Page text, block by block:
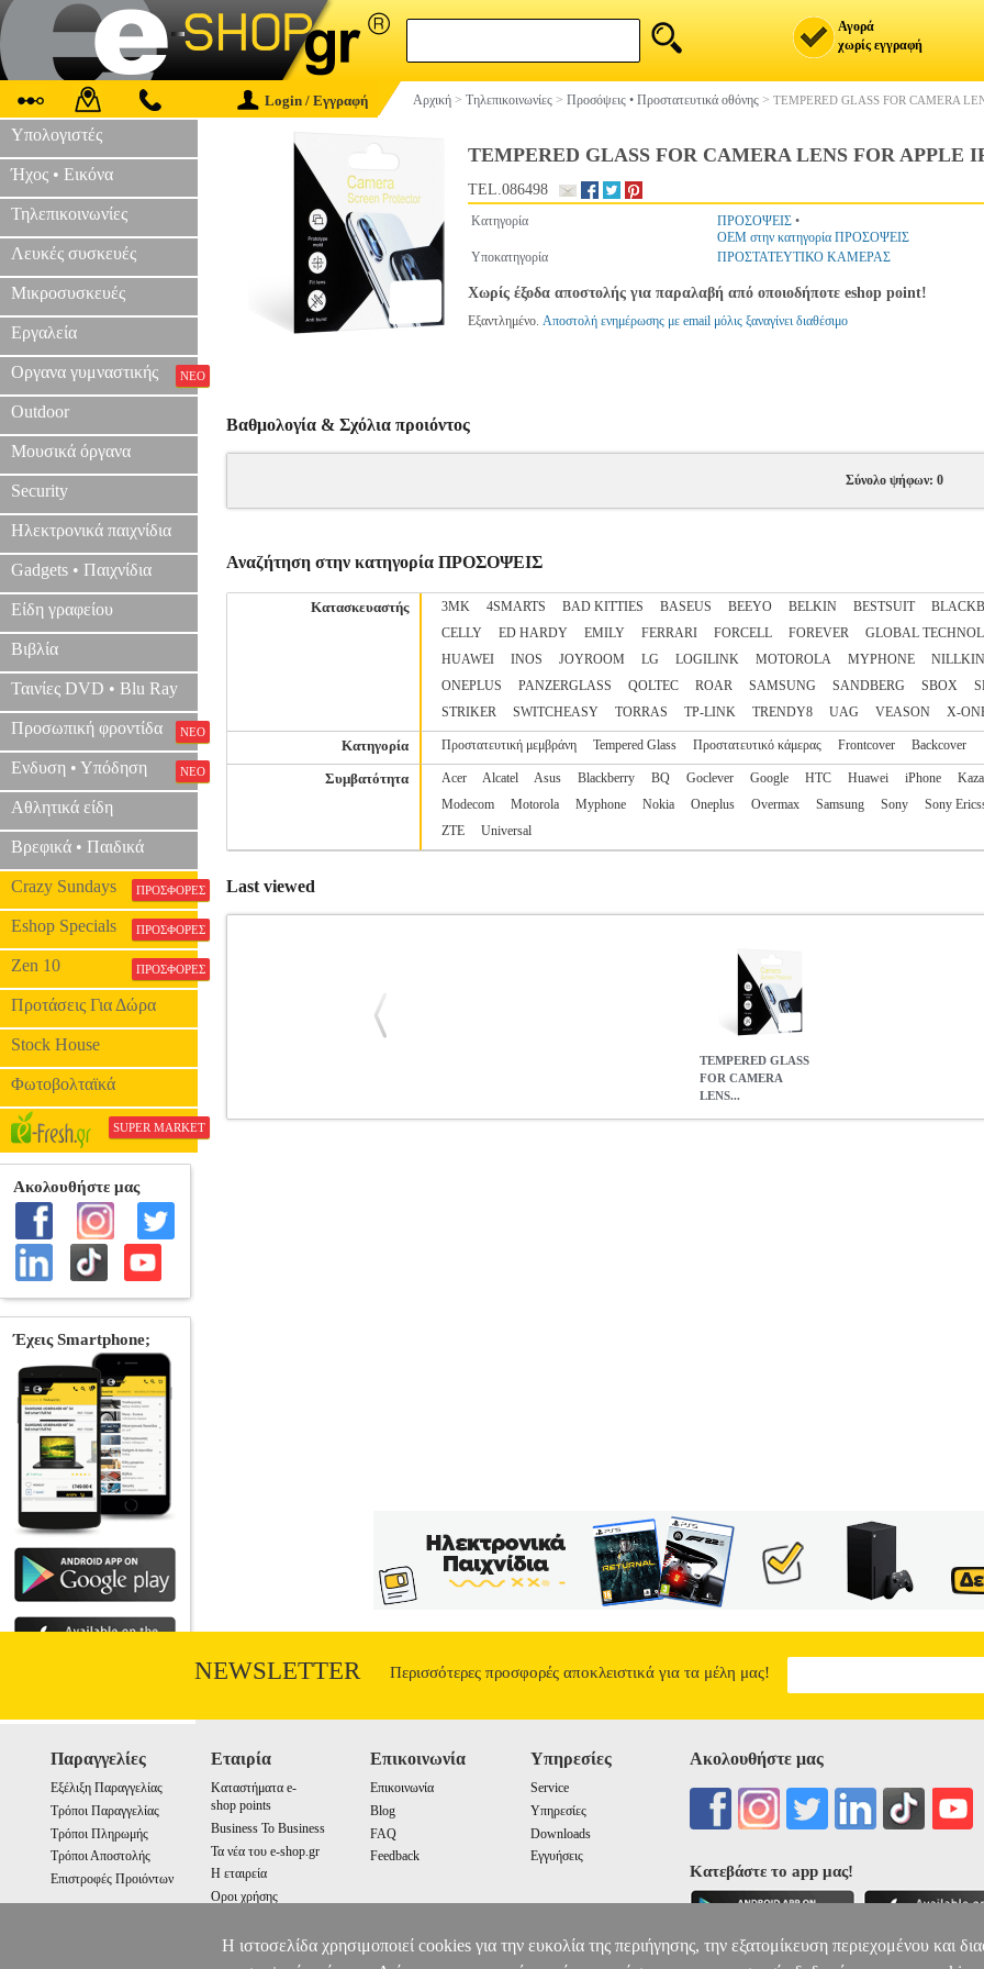
Αγορά
χωρίς εγγραφή
Login / Εγγραφή Αρχική > Τηλεπικοινωνίες > Προσόψεις • Προστατευτικά οθόνης > TEMPERED GLASS FOR CAMERA
Υπολογιστές
Ήχος • Εικόνα
Τηλεπικοινωνίες
Λευκές συσκευές
Μικροσυσκευές
Εργαλεία
Οργανα γυμναστικής ΝΕΟ
Outdoor
Μουσικά όργανα
Security
Ηλεκτρονικά παιχνίδια
Gadgets • Παιχνίδια
Είδη γραφείου
Βιβλία
Ταινίες DVD • Blu Ray
Προσωπική φροντίδα ΝΕΟ
Ενδυση • Υπόδηση ΝΕΟ
Αθλητικά είδη
Βρεφικά • Παιδικά
Crazy Sundays ΠΡΟΣΦΟΡΕΣ
Eshop Specials ΠΡΟΣΦΟΡΕΣ
Zen 10 ΠΡΟΣΦΟΡΕΣ
Προτάσεις Για Δώρα
Stock House
Φωτοβολταϊκά
SUPER MARKET
TEMPERED GLASS FOR CAMERA LENS FOR APPLE
TEL.086498
Κατηγορία ΠΡΟΣΟΨΕΙΣ •
OEM στην κατηγορία ΠΡΟΣΟΨΕΙΣ
Υποκατηγορία
ΠΡΟΣΤΑΤΕΥΤΙΚΟ ΚΑΜΕΡΑΣ
Χωρίς έξοδα αποστολής για παραλαβή από οποιοδήποτε eshop point!
Εξαντλημένο. Αποστολή ενημέρωσης με email μόλις ξαναγίνει διαθέσιμο
Βαθμολογία & Σχόλια προιόντος
Σύνολο ψήφων: 0
Αναζήτηση στην κατηγορία ΠΡΟΣΟΨΕΙΣ
Κατασκευαστής 3MK 4SMARTS BAD KITTIES BASEUS BEEYO BELKIN BESTSUIT
CELLY
ED HARDY EMILY FERRARI FORCELL FOREVER GLOBAL
HUAWEI
INOS JOYROOM LG LOGILINK MOTOROLA MYPHONE NILLKIN
ONEPLUS
PANZERGLASS QOLTEC ROAR SAMSUNG SANDBERG SBOX
STRIKER
SWITCHEASY TORRAS TP-LINK TRENDY8 UAG VEASON X-
Κατηγορία Προστατευτική μεμβράνη Tempered Glass Προστατευτικό κάμερας Frontcover Backcover
Συμβατότητα Acer Alcatel Asus Blackberry BQ Goclever Google HTC Huawei iPhone
Modecom
Motorola Myphone Nokia Oneplus Overmax Samsung Sony Sony
ZTE
Universal
Last viewed
TEMPERED GLASS
FOR CAMERA
LENS...
NEWSLETTER Περισσότερες προσφορές αποκλειστικά για τα μέλη μας!
Παραγγελίες
Εξέλιξη Παραγγελίας
Τρόποι Παραγγελίας
Τρόποι Πληρωμής
Τρόποι Αποστολής
Επιστροφές Προιόντων
Εταιρία
Καταστήματα e-
shop points
Business To Business
Τα νέα του e-shop.gr
Η εταιρεία
Οροι χρήσης
Επικοινωνία
Επικοινωνία
Blog
FAQ
Feedback
Υπηρεσίες
Service
Υπηρεσίες
Downloads
Εγγυήσεις
Ακολουθήστε μας
Κατεβάστε το app μας!
Η ιστοσελίδα χρησιμοποιεί cookies για την ευκολία της περιήγησης, την εξατομίκευση περιεχομένου και